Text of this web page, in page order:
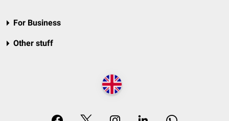
For Business
Other stuff